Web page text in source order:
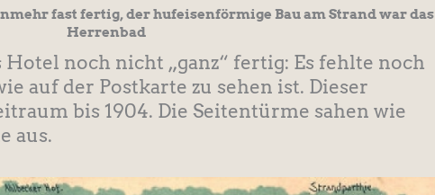
fast fertig, der hufeisenförmige Bau am Strand war das
Herrenbad
Hotel noch nicht „ganz“ fertig: Es fehlte noch
auf der Postkarte zu sehen ist. Dieser
bis 1904. Die Seitentürme sahen wie
aus.